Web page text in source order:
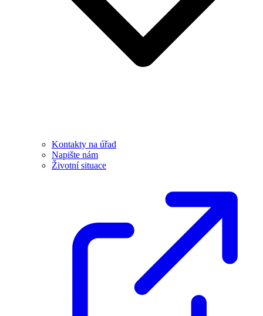
Kontakty na úřad
Napište nám
Životní situace